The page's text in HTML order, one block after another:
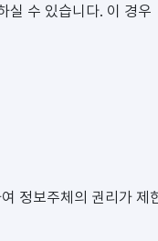
수 있습니다. 이 경
정보주체의 권리가 제